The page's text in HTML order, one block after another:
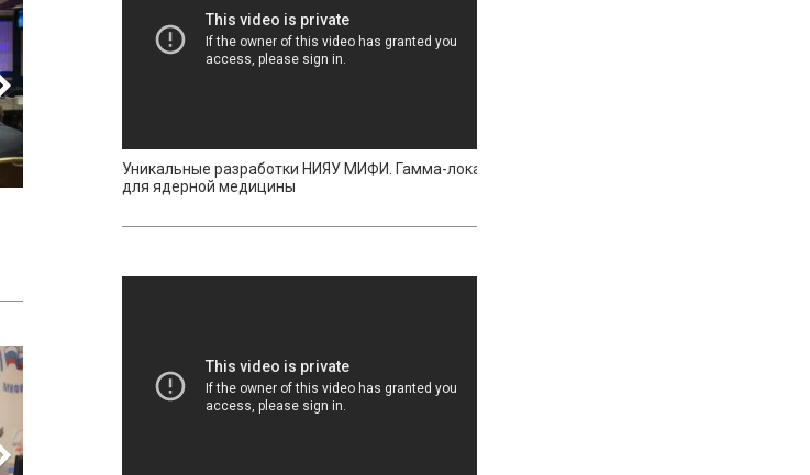
Уникальные разработки НИЯУ МИФИ. Гамма-локатор
для ядерной медицины